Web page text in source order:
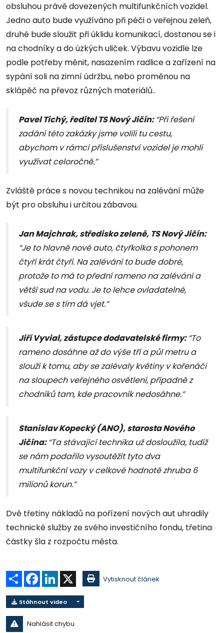
obsluhou právě dovezených multifunkčních vozidel.
Jedno auto bude využíváno při péči o veřejnou zeleň,
druhé bude sloužit při úklidu komunikací, dostanou se i
na chodníky a do úzkých uliček. Výbavu vozidle lze
podle potřeby měnit, nasazením radlice a zařízení na
sypání soli na zimní údržbu, nebo proměnou na
sklápěč na převoz různých materiálů..
Pavel Tichý, ředitel TS Nový Jičín:“Při řešení
zadání této zakázky jsme volili tu cestu,
abychom v rámci příslušenství vozidel je mohli
využívat celoročně.”
Zvláště práce s novou technikou na zalévání může
být pro obsluhu i určitou zábavou.
Jan Majchrak, středisko zeleně, TS Nový Jičín:
“Je to hlavně nové auto, čtyřkolka s pohonem
čtyři krát čtyři. Na zalévání to bude dobré,
protože to má to přední rameno na zalévání a
větší sud na vodu. Je to lehce ovladatelné,
všude se s tím dá vjet.”
Jiří Vyvial, zástupce dodavatelské firmy:“To
rameno dosáhne až do výše tří a půl metru a
slouží k tomu, aby se zalévaly květiny v kořenáči
na sloupech veřejného osvětlení, případně z
chodníků tam, kde pracovník nedosáhne.”
Stanislav Kopecký (ANO), starosta Nového
Jičína:“Ta stávající technika už dosloužila, tudíž
se nám podařilo vysoutěžit tyto dva
multifunkční vozy v celkové hodnotě zhruba 6
milionů korun.”
Dvě třetiny nákladů na pořízení nových aut uhradily
technické služby ze svého investičního fondu, třetina
částky šla z rozpočtu města.
Sdílet Facebook
LinkedIn Vytisknout článek
Stáhnout video
Nahlásit chybu